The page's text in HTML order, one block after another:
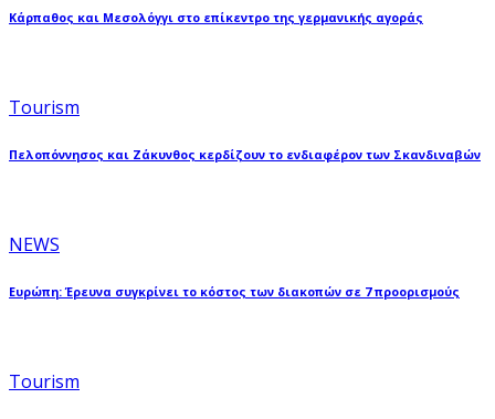
Κάρπαθος και Μεσολόγγι στο επίκεντρο της γερμανικής αγοράς
Tourism
Πελοπόννησος και Ζάκυνθος κερδίζουν το ενδιαφέρον των Σκανδιναβών
NEWS
Ευρώπη: Έρευνα συγκρίνει το κόστος των διακοπών σε 7 προορισμούς
Tourism